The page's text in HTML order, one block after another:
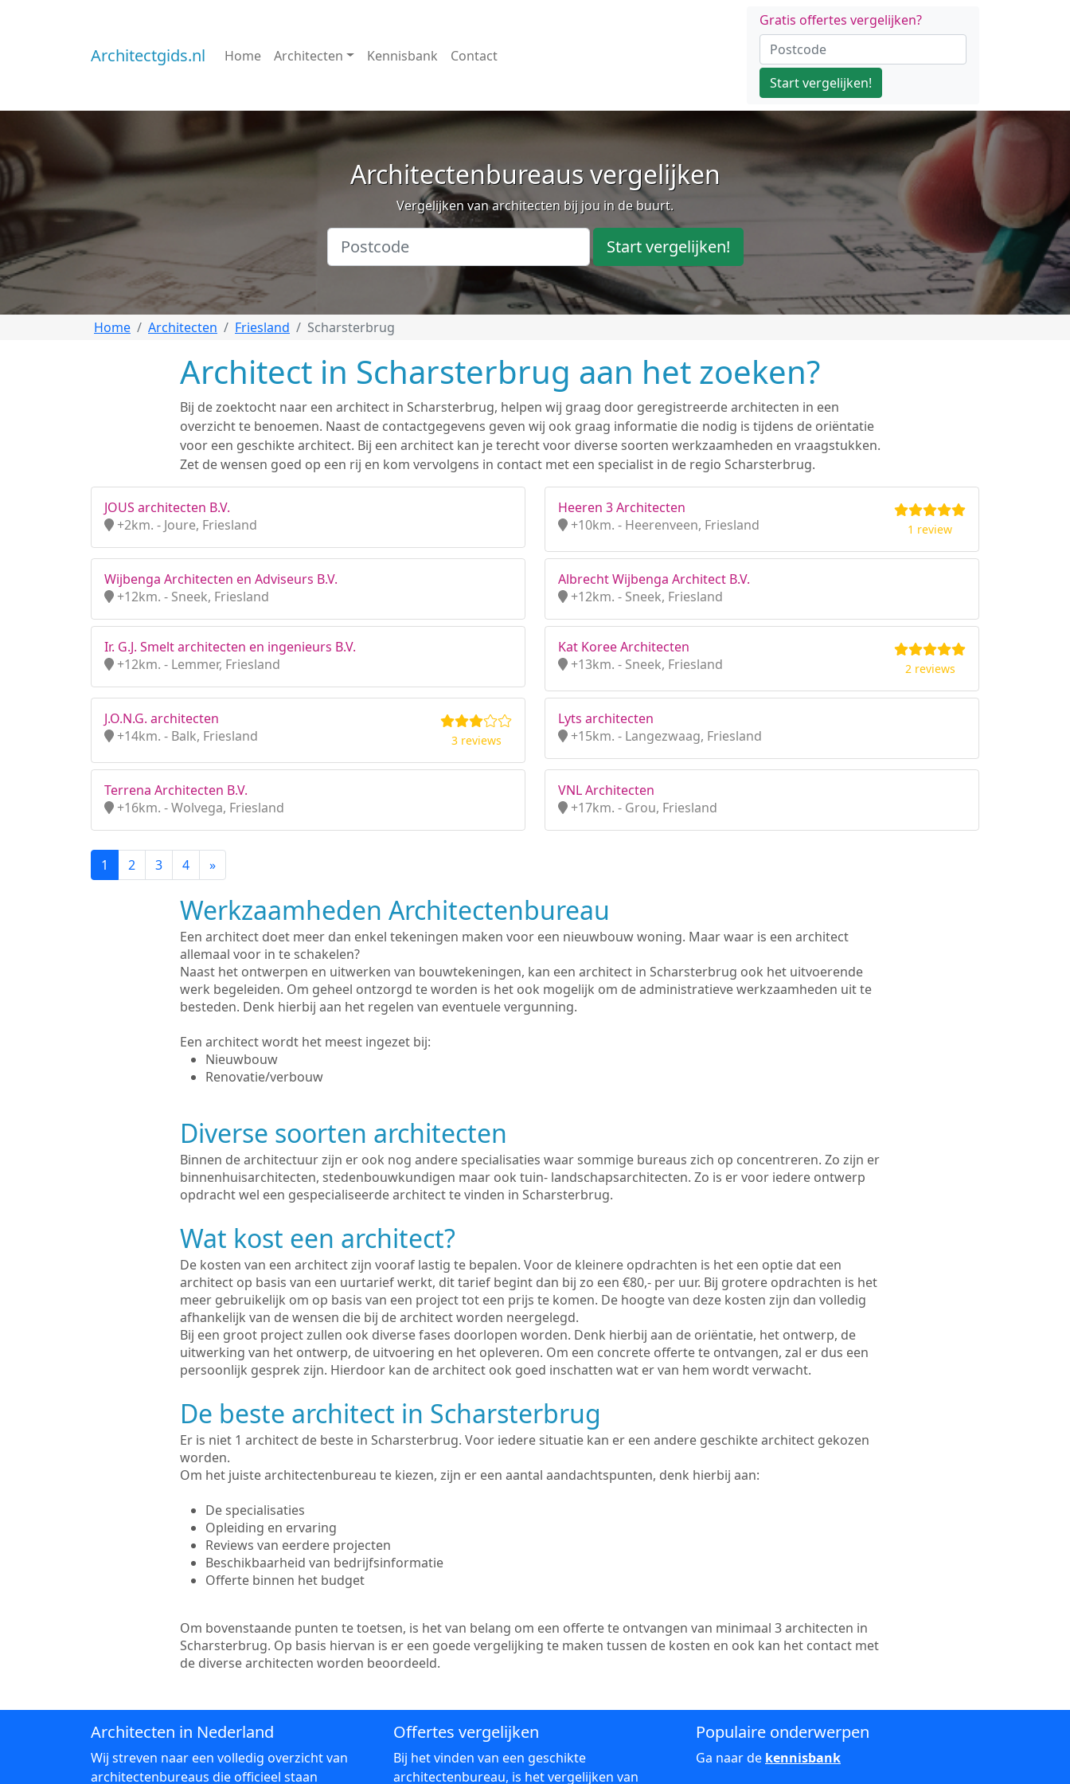
Architectgids.nl Home Architecten Kennisbank Contact
Gratis offertes vergelijken?
Start vergelijken!
Architectenbureaus vergelijken
Vergelijken van architecten bij jou in de buurt.
Start vergelijken!
Home Architecten Friesland Scharsterbrug
Architect in Scharsterbrug aan het zoeken?
Bij de zoektocht naar een architect in Scharsterbrug, helpen wij graag door geregistreerde architecten in een
overzicht te benoemen. Naast de contactgegevens geven wij ook graag informatie die nodig is tijdens de oriëntatie
voor een geschikte architect. Bij een architect kan je terecht voor diverse soorten werkzaamheden en vraagstukken.
Zet de wensen goed op een rij en kom vervolgens in contact met een specialist in de regio Scharsterbrug.
JOUS architecten B.V.
+2km. - Joure, Friesland
Heeren 3 Architecten
+10km. - Heerenveen, Friesland
1 review
Wijbenga Architecten en Adviseurs B.V.
+12km. - Sneek, Friesland
Albrecht Wijbenga Architect B.V.
+12km. - Sneek, Friesland
Ir. G.J. Smelt architecten en ingenieurs B.V.
+12km. - Lemmer, Friesland
Kat Koree Architecten
+13km. - Sneek, Friesland
2 reviews
J.O.N.G. architecten
+14km. - Balk, Friesland
3 reviews
Lyts architecten
+15km. - Langezwaag, Friesland
Terrena Architecten B.V.
+16km. - Wolvega, Friesland
VNL Architecten
+17km. - Grou, Friesland
1 2 3 4 »
Werkzaamheden Architectenbureau
Een architect doet meer dan enkel tekeningen maken voor een nieuwbouw woning. Maar waar is een architect
allemaal voor in te schakelen?
Naast het ontwerpen en uitwerken van bouwtekeningen, kan een architect in Scharsterbrug ook het uitvoerende
werk begeleiden. Om geheel ontzorgd te worden is het ook mogelijk om de administratieve werkzaamheden uit te
besteden. Denk hierbij aan het regelen van eventuele vergunning.
Een architect wordt het meest ingezet bij:
Nieuwbouw
Renovatie/verbouw
Diverse soorten architecten
Binnen de architectuur zijn er ook nog andere specialisaties waar sommige bureaus zich op concentreren. Zo zijn er
binnenhuisarchitecten, stedenbouwkundigen maar ook tuin- landschapsarchitecten. Zo is er voor iedere ontwerp
opdracht wel een gespecialiseerde architect te vinden in Scharsterbrug.
Wat kost een architect?
De kosten van een architect zijn vooraf lastig te bepalen. Voor de kleinere opdrachten is het een optie dat een
architect op basis van een uurtarief werkt, dit tarief begint dan bij zo een €80,- per uur. Bij grotere opdrachten is het
meer gebruikelijk om op basis van een project tot een prijs te komen. De hoogte van deze kosten zijn dan volledig
afhankelijk van de wensen die bij de architect worden neergelegd.
Bij een groot project zullen ook diverse fases doorlopen worden. Denk hierbij aan de oriëntatie, het ontwerp, de
uitwerking van het ontwerp, de uitvoering en het opleveren. Om een concrete offerte te ontvangen, zal er dus een
persoonlijk gesprek zijn. Hierdoor kan de architect ook goed inschatten wat er van hem wordt verwacht.
De beste architect in Scharsterbrug
Er is niet 1 architect de beste in Scharsterbrug. Voor iedere situatie kan er een andere geschikte architect gekozen
worden.
Om het juiste architectenbureau te kiezen, zijn er een aantal aandachtspunten, denk hierbij aan:
De specialisaties
Opleiding en ervaring
Reviews van eerdere projecten
Beschikbaarheid van bedrijfsinformatie
Offerte binnen het budget
Om bovenstaande punten te toetsen, is het van belang om een offerte te ontvangen van minimaal 3 architecten in
Scharsterbrug. Op basis hiervan is er een goede vergelijking te maken tussen de kosten en ook kan het contact met
de diverse architecten worden beoordeeld.
Architecten in Nederland
Wij streven naar een volledig overzicht van
architectenbureaus die officieel staan
Offertes vergelijken
Bij het vinden van een geschikte
architectenbureau, is het vergelijken van
Populaire onderwerpen
Ga naar de kennisbank